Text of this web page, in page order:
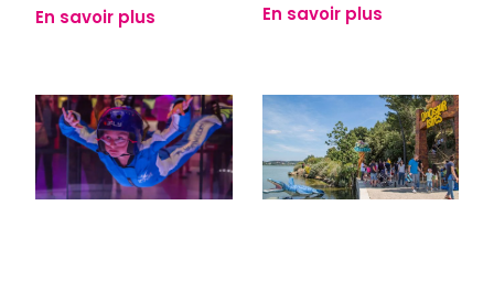
En savoir plus En savoir plus